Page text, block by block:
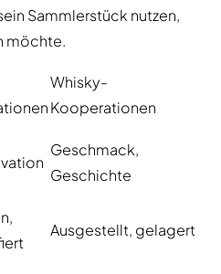
Sammlerstück nutzen,
möchte.
Whisky-
Kooperationen
Geschmack,
Geschichte
Ausgestellt, gelagert